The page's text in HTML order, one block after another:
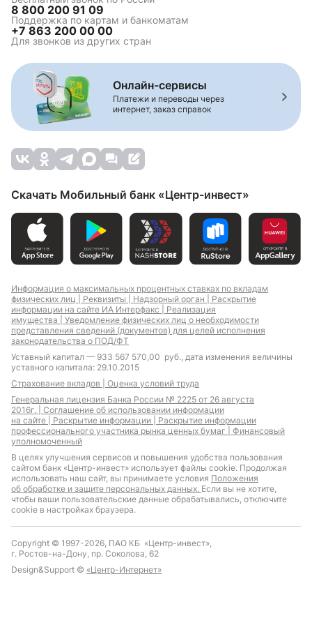
8 800 200 91 09
Поддержка по картам и банкоматам
+7 863 200 00 00
Для звонков из других стран
Онлайн-сервисы
Платежи и переводы через
интернет, заказ справок
Скачать Мобильный банк «Центр-инвест»
Информация о максимальных процентных ставках по вкладам
физических лиц | Реквизиты | Надзорный орган | Раскрытие
информации на сайте ИА Интерфакс | Реализация
имущества | Уведомление физических лиц о необходимости
представления сведений (документов) для целей исполнения
законодательства о ПОД/ФТ
Уставный капитал — 933 567 570,00 руб., дата изменения величины
уставного капитала: 29.10.2015
Страхование вкладов | Оценка условий труда
Генеральная лицензия Банка России № 2225 от 26 августа
2016г. | Соглашение об использовании информации
на сайте | Раскрытие информации | Раскрытие информации
профессионального участника рынка ценных бумаг | Финансовый
уполномоченный
В целях улучшения сервисов и повышения удобства пользования
сайтом банк «Центр-инвест» использует файлы cookie. Продолжая
использовать наш сайт, вы принимаете условия Положения
об обработке и защите персональных данных. Если вы не хотите,
чтобы ваши пользовательские данные обрабатывались, отключите
cookie в настройках браузера.
Copyright © 1997-2026, ПАО КБ «Центр-инвест»,
г. Ростов-на-Дону, пр. Соколова, 62
Design&Support © «Центр-Интернет»